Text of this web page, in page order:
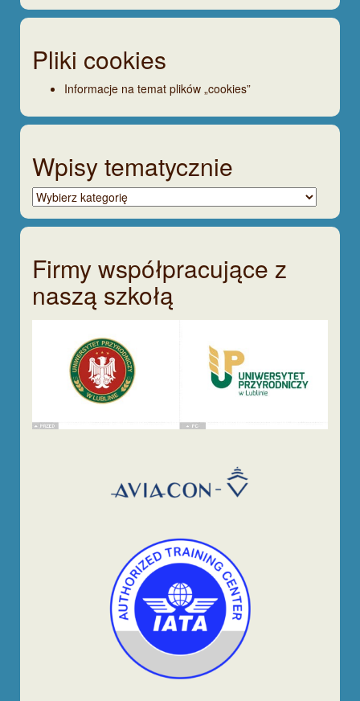
Pliki cookies
Informacje na temat plików „cookies”
Wpisy tematycznie
Wpisy
tematycznie
Firmy współpracujące z
naszą szkołą